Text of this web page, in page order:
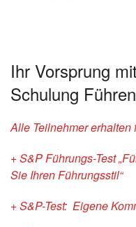
Ihr Vorsprung
Schulung
Alle Teilnehmer
+ S&P Führungs-Test
Sie Ihren Führungsstil“
+ S&P-Test: Eigene